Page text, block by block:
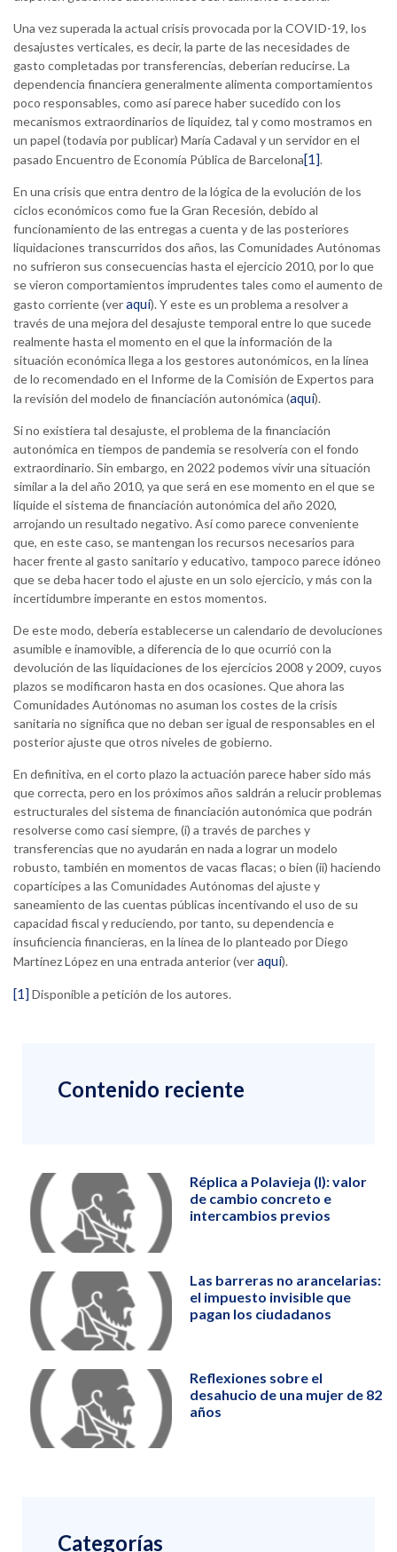
Una vez superada la actual crisis provocada por la COVID-19, los
desajustes verticales, es decir, la parte de las necesidades de
gasto completadas por transferencias, deberían reducirse. La
dependencia financiera generalmente alimenta comportamientos
poco responsables, como así parece haber sucedido con los
mecanismos extraordinarios de liquidez, tal y como mostramos en
un papel (todavía por publicar) María Cadaval y un servidor en el
pasado Encuentro de Economía Pública de Barcelona[1].
En una crisis que entra dentro de la lógica de la evolución de los
ciclos económicos como fue la Gran Recesión, debido al
funcionamiento de las entregas a cuenta y de las posteriores
liquidaciones transcurridos dos años, las Comunidades Autónomas
no sufrieron sus consecuencias hasta el ejercicio 2010, por lo que
se vieron comportamientos imprudentes tales como el aumento de
gasto corriente (veraquí). Y este es un problema a resolver a
través de una mejora del desajuste temporal entre lo que sucede
realmente hasta el momento en el que la información de la
situación económica llega a los gestores autonómicos, en la línea
de lo recomendado en el Informe de la Comisión de Expertos para
la revisión del modelo de financiación autonómica (aquí).
Si no existiera tal desajuste, el problema de la financiación
autonómica en tiempos de pandemia se resolvería con el fondo
extraordinario. Sin embargo, en 2022 podemos vivir una situación
similar a la del año 2010, ya que será en ese momento en el que se
liquide el sistema de financiación autonómica del año 2020,
arrojando un resultado negativo. Así como parece conveniente
que, en este caso, se mantengan los recursos necesarios para
hacer frente al gasto sanitario y educativo, tampoco parece idóneo
que se deba hacer todo el ajuste en un solo ejercicio, y más con la
incertidumbre imperante en estos momentos.
De este modo, debería establecerse un calendario de devoluciones
asumible e inamovible, a diferencia de lo que ocurrió con la
devolución de las liquidaciones de los ejercicios 2008 y 2009, cuyos
plazos se modificaron hasta en dos ocasiones. Que ahora las
Comunidades Autónomas no asuman los costes de la crisis
sanitaria no significa que no deban ser igual de responsables en el
posterior ajuste que otros niveles de gobierno.
En definitiva, en el corto plazo la actuación parece haber sido más
que correcta, pero en los próximos años saldrán a relucir problemas
estructurales del sistema de financiación autonómica que podrán
resolverse como casi siempre, (i) a través de parches y
transferencias que no ayudarán en nada a lograr un modelo
robusto, también en momentos de vacas flacas; o bien (ii) haciendo
copartícipes a las Comunidades Autónomas del ajuste y
saneamiento de las cuentas públicas incentivando el uso de su
capacidad fiscal y reduciendo, por tanto, su dependencia e
insuficiencia financieras, en la línea de lo planteado por Diego
Martínez López en una entrada anterior (veraquí).
[1] Disponible a petición de los autores.
Contenido reciente
Réplica a Polavieja (I): valor
de cambio concreto e
intercambios previos
Las barreras no arancelarias:
el impuesto invisible que
pagan los ciudadanos
Reflexiones sobre el
desahucio de una mujer de 82
años
Categorías